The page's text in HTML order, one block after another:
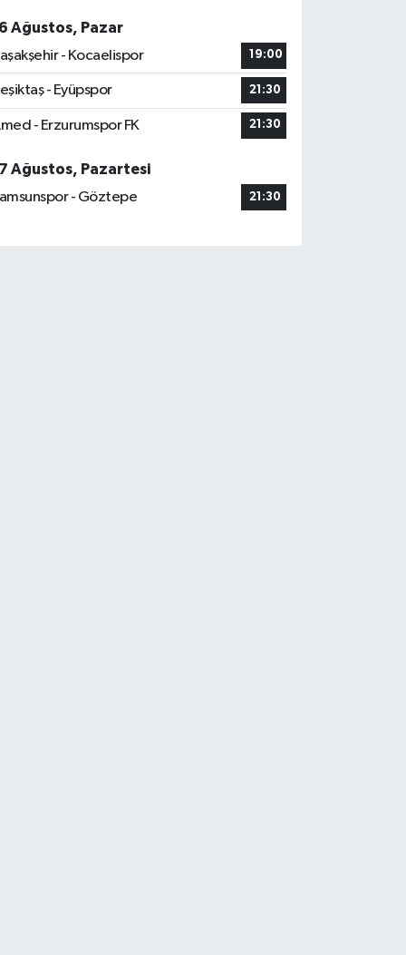
Ağustos, Pazar
- Kocaelispor
19:00
- Eyüpspor 21:30
- Erzurumspor FK 21:30
Ağustos, Pazartesi
- Göztepe
21:30